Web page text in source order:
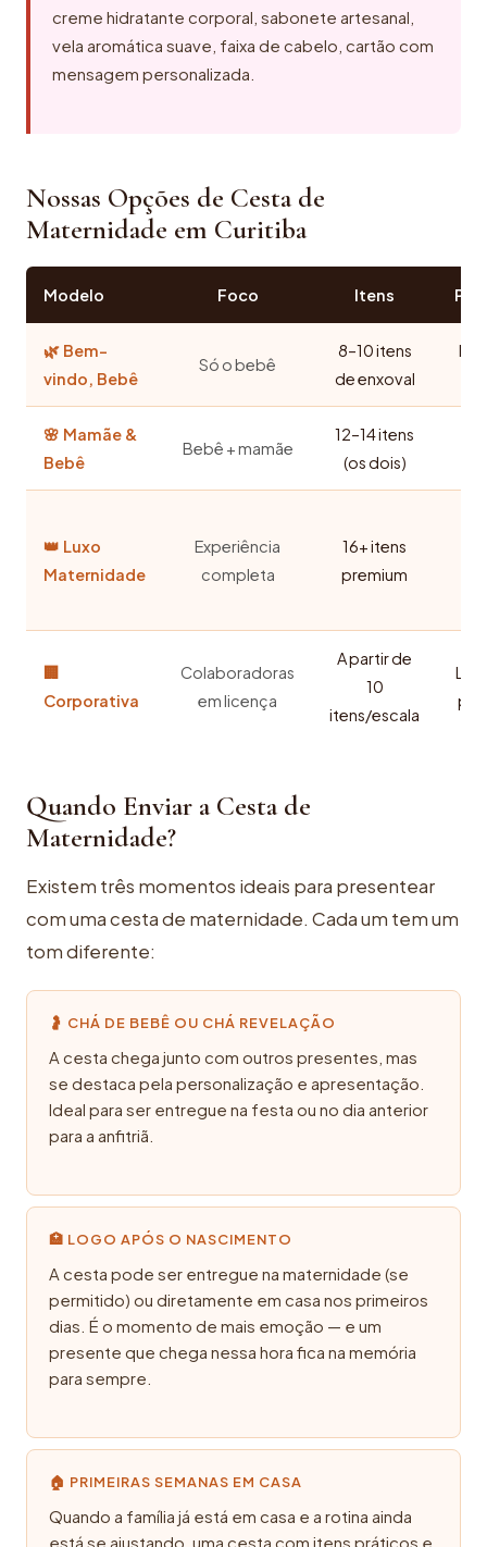
creme hidratante corporal, sabonete artesanal,
vela aromática suave, faixa de cabelo, cartão com
mensagem personalizada.
Nossas Opções de Cesta de
Maternidade em Curitiba
Modelo Foco Itens
🌿 Bem-
vindo, Bebê
Só o bebê
8–10 itens
de enxoval
🌸 Mamãe &
Bebê
Bebê + mamãe
12–14 itens
(os dois)
👑 Luxo
Maternidade
Experiência
completa
16+ itens
premium
🏢
Corporativa
Colaboradoras
em licença
A partir de
10
itens/escala
Quando Enviar a Cesta de
Maternidade?
Existem três momentos ideais para presentear
com uma cesta de maternidade. Cada um tem um
tom diferente:
🤰 CHÁ DE BEBÊ OU CHÁ REVELAÇÃO
A cesta chega junto com outros presentes, mas
se destaca pela personalização e apresentação.
Ideal para ser entregue na festa ou no dia anterior
para a anfitriã.
🏥 LOGO APÓS O NASCIMENTO
A cesta pode ser entregue na maternidade (se
permitido) ou diretamente em casa nos primeiros
dias. É o momento de mais emoção — e um
presente que chega nessa hora fica na memória
para sempre.
🏠 PRIMEIRAS SEMANAS EM CASA
Quando a família já está em casa e a rotina ainda
está se ajustando, uma cesta com itens práticos e